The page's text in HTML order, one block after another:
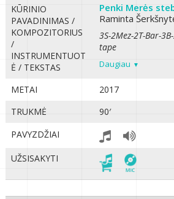
KŪRINIO
PAVADINIMAS /
KOMPOZITORIUS
/
INSTRUMENTUOT
Ė / TEKSTAS
Penki Merės
Raminta
3S-2Mez-2T-Bar-
tape
Daugiau
METAI
2017
TRUKMĖ
90′
PAVYZDŽIAI
UŽSISAKYTI